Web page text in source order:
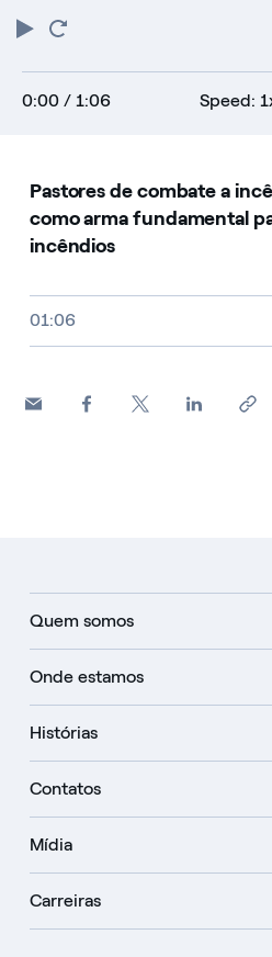
Play
0:00 / 1:06 Speed:
Pastores de combate a
como arma fundamental
incêndios
Video size, duration and file
01:06
Quem somos
Onde estamos
Histórias
Contatos
Mídia
Carreiras